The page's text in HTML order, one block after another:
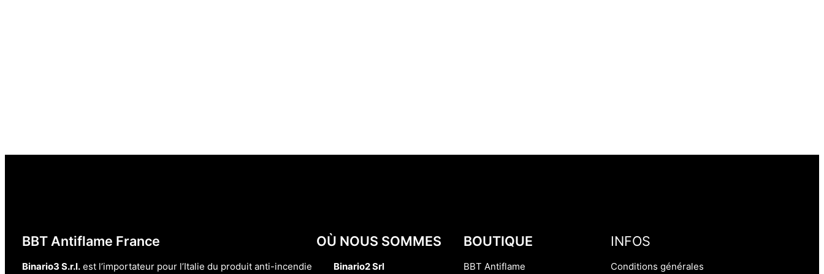
BBT Antiflame France
Binario3 S.r.l. est l’importateur pour l’Italie du produit anti-incendie
OÙ NOUS SOMMES
Binario2 Srl
BOUTIQUE
BBT Antiflame
INFOS
Conditions générales